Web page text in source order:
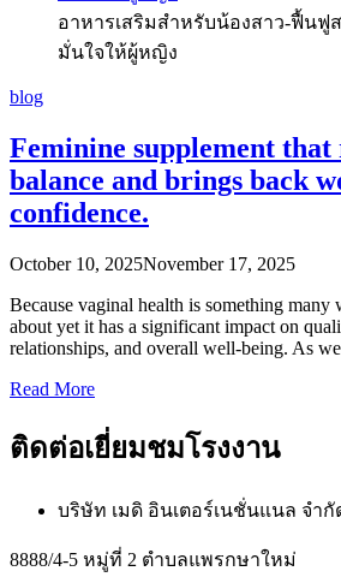
อาหารเสริมสำหรับน้องสาว-ฟื้นฟู
มั่นใจให้ผู้หญิง
blog
Feminine supplement that
balance and brings back
confidence.
October 10, 2025November 17, 2025
Because vaginal health is something many
about yet it has a significant impact on
relationships, and overall well-being. As
Read More
ติดต่อเยี่ยมชมโรงงาน
บริษัท เมดิ อินเตอร์เนชั่นแนล จำกั
8888/4-5 หมู่ที่ 2 ตำบลแพรกษาใหม่